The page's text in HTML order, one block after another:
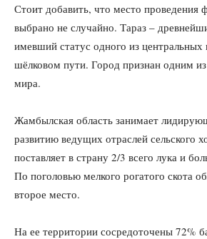
Стоит добавить, что место проведения
выбрано не случайно. Тараз –
имевший статус одного из центральных
шёлковом пути. Город признан одним
мира.
Жамбылская область занимает
развитию ведущих отраслей сельского
поставляет в страну 2/3 всего лука и
По поголовью мелкого рогатого скота
второе место.
На ее территории сосредоточены 72%